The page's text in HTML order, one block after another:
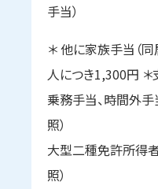
手当）
＊ 他に家族手当（
人につき1,300円 ＊
乗務手当、時間外
照）
大型二種免許所得
照）